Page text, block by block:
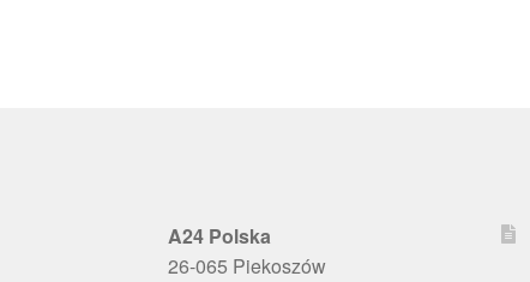
A24 Polska
26-065 Piekoszów